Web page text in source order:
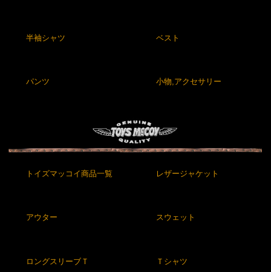
半袖シャツ ベスト
パンツ 小物,アクセサリー
トイズマッコイ商品一覧 レザージャケット
アウター スウェット
ロングスリーブＴ Ｔシャツ